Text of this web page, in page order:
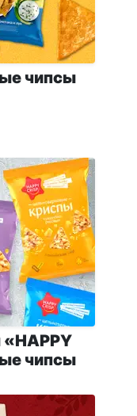
чипсы
чипсы